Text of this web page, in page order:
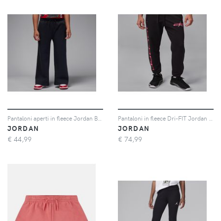
JORDAN
€ 44,99
JORDAN
€ 74,99